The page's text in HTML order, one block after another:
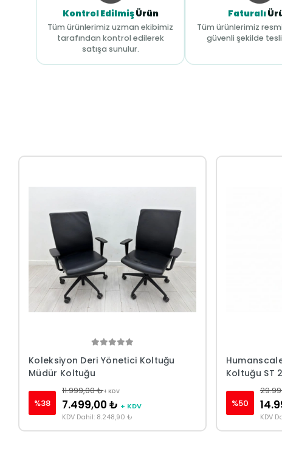
Kontrol EdilmişÜrün
Tüm ürünlerimiz uzman ekibimiz
tarafından kontrol edilerek
satışa sunulur.
Faturalı
Tüm ürünlerimiz
güvenli şekilde
Koleksiyon Deri Yönetici Koltuğu
Müdür Koltuğu
%38
11.999,00 ₺+ KDV
7.499,00 ₺ + KDV
KDV Dahil: 8.248,90 ₺
Koltuğu ST
%50
KDV